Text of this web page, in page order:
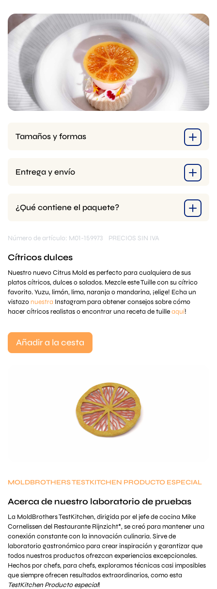
Tamaños y formas
Entrega y envío
¿Qué contiene el paquete?
Número de artículo: M01-159973 PRECIOS SIN IVA
Cítricos dulces
Nuestro nuevo Citrus Mold es perfecto para cualquiera de sus
platos cítricos, dulces o salados. Mezcle este Tuille con su cítrico
favorito. Yuzu, limón, lima, naranja o mandarina, ¡elige! Echa un
vistazo nuestra Instagram para obtener consejos sobre cómo
hacer cítricos realistas o encontrar una receta de tuilleaquí!
Añadir a la cesta
MOLDBROTHERS TESTKITCHEN PRODUCTO ESPECIAL
Acerca de nuestro laboratorio de pruebas
La MoldBrothers TestKitchen, dirigida por el jefe de cocina Mike
Cornelissen del Restaurante Rijnzicht*, se creó para mantener una
conexión constante con la innovación culinaria. Sirve de
laboratorio gastronómico para crear inspiración y garantizar que
todos nuestros productos ofrezcan experiencias excepcionales.
Hechos por chefs, para chefs, exploramos técnicas casi imposibles
que siempre ofrecen resultados extraordinarios, como esta
TestKitchen Producto especial!